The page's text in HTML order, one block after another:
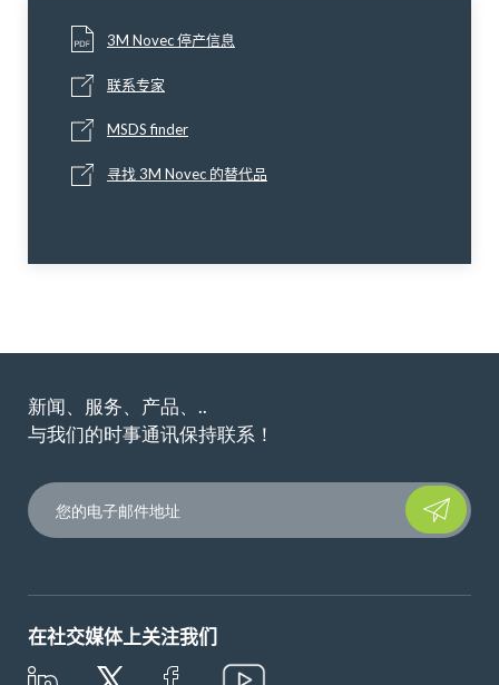
3M Novec 停产信息
联系专家
MSDS finder
寻找 3M Novec 的替代品
新闻、服务、产品、..
与我们的时事通讯保持联系！
Please
在社交媒体上关注我们